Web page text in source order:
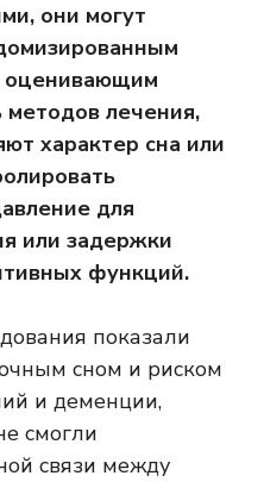
они могут
оценивающим
лечения,
характер сна или
для
или задержки
функций.
показали
сном и риском
и деменции,
смогли
связи между